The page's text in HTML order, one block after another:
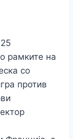
рамките на
со
против